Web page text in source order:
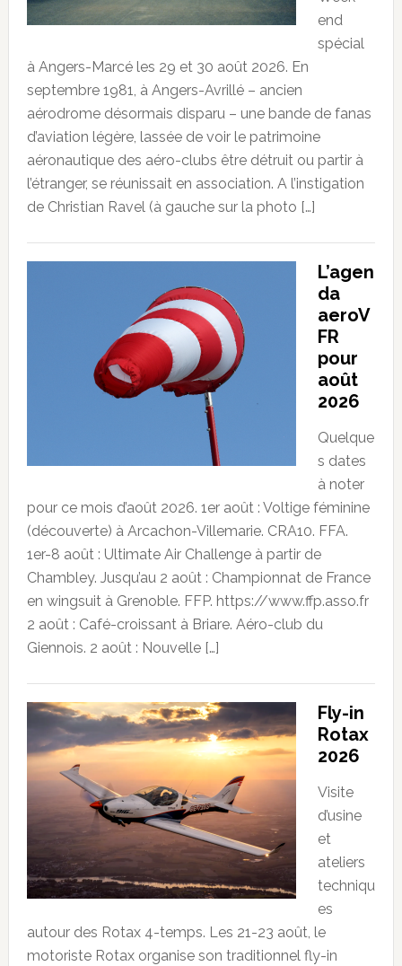
end
spécial
à Angers-Marcé les 29 et 30 août 2026. En
septembre 1981, à Angers-Avrillé – ancien
aérodrome désormais disparu – une bande de fanas
d’aviation légère, lassée de voir le patrimoine
aéronautique des aéro-clubs être détruit ou partir à
l’étranger, se réunissait en association. A l’instigation
de Christian Ravel (à gauche sur la photo […]
L’agen
da
aeroV
FR
pour
août
2026
Quelque
s dates
à noter
pour ce mois d’août 2026. 1er août : Voltige féminine
(découverte) à Arcachon-Villemarie. CRA10. FFA.
1er-8 août : Ultimate Air Challenge à partir de
Chambley. Jusqu’au 2 août : Championnat de France
en wingsuit à Grenoble. FFP. https://www.ffp.asso.fr
2 août : Café-croissant à Briare. Aéro-club du
Giennois. 2 août : Nouvelle […]
Fly-in
Rotax
2026
Visite
d’usine
et
ateliers
techniqu
es
autour des Rotax 4-temps. Les 21-23 août, le
motoriste Rotax organise son traditionnel fly-in